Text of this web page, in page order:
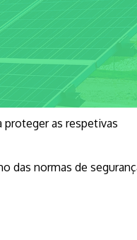
as respetivas
das normas de